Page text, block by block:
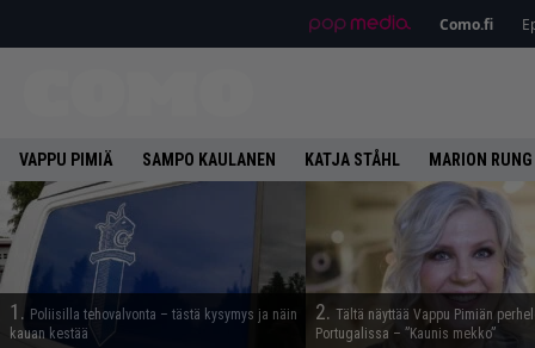
Como.fi
VAPPU PIMIÄ SAMPO KAULANEN KATJA STÅHL MARION RUNG
1. Poliisilla tehovalvonta – tästä kysymys ja näin
kauan kestää
2. Tältä näyttää Vappu Pimiän
Portugalissa – ”Kaunis mekko”